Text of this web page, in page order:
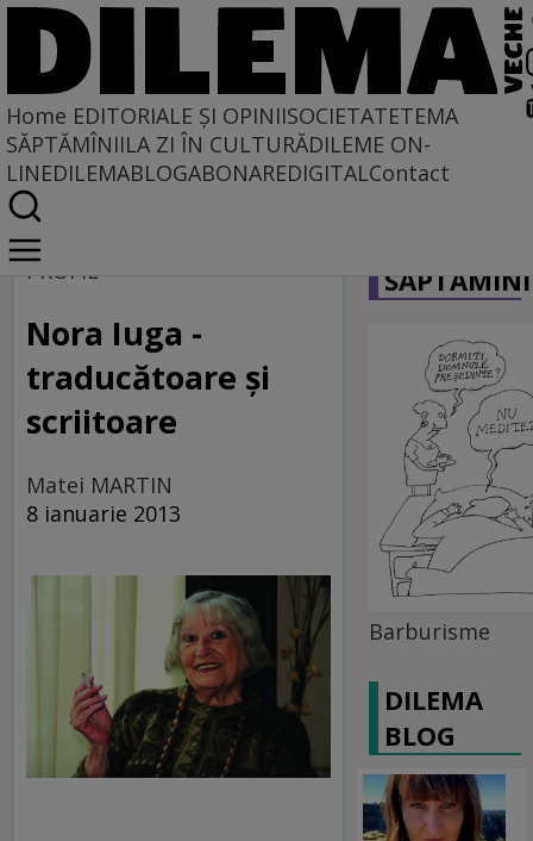
Home EDITORIALE ȘI OPINIISOCIETATETEMA
SĂPTĂMÎNIILA ZI ÎN CULTURĂDILEME ON-
LINEDILEMABLOGABONAREDIGITALContact
Home
Dilemateca
PROFIL
Nora Iuga -
traducătoare şi
scriitoare
Matei MARTIN
8 ianuarie 2013
Barburisme
DILEMA
BLOG